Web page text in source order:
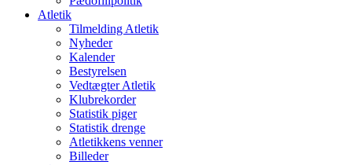
Atletik
Tilmelding Atletik
Nyheder
Kalender
Bestyrelsen
Vedtægter Atletik
Klubrekorder
Statistik piger
Statistik drenge
Atletikkens venner
Billeder